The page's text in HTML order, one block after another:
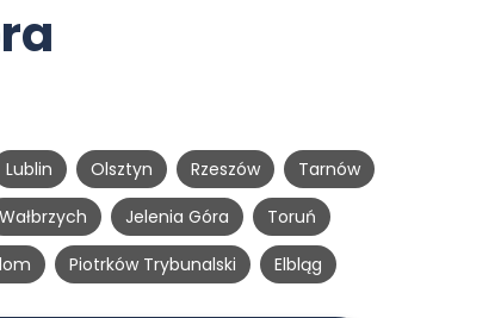
Lublin Olsztyn Rzeszów
Tarnów
Wałbrzych Jelenia Góra
Toruń
Piotrków Trybunalski Elbląg